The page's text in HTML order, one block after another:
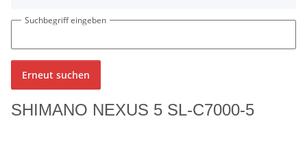
Suchbegriff eingeben
Erneut suchen
SHIMANO NEXUS 5 SL-C7000-5